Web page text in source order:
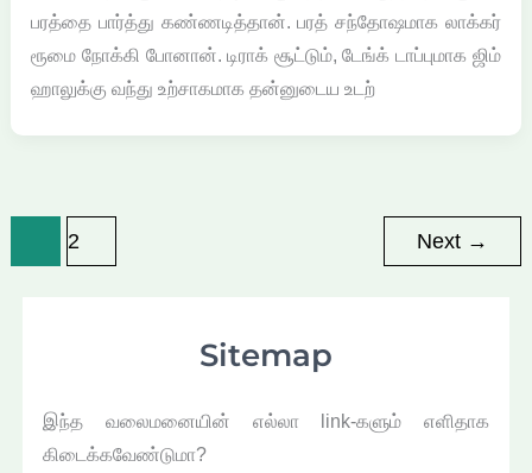
பரத்தை பார்த்து கண்ணடித்தான். பரத் சந்தோஷமாக லாக்கர்
ரூமை நோக்கி போனான். டிராக் சூட்டும், டேங்க் டாப்புமாக ஜிம்
ஹாலுக்கு வந்து உற்சாகமாக தன்னுடைய உடற்
2 Next →
Sitemap
இந்த வலைமனையின் எல்லா link-களும் எளிதாக
கிடைக்கவேண்டுமா?